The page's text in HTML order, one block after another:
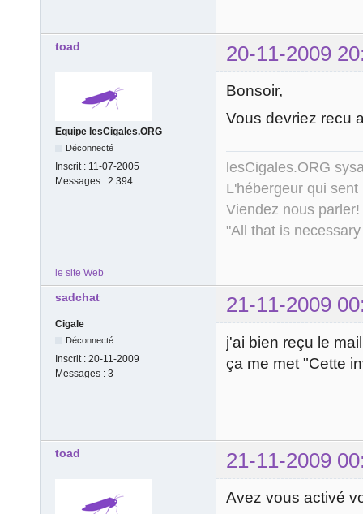
toad 20-11-2009
Equipe lesCigales.ORG
Déconnecté
Inscrit : 11-07-2005
Messages : 2.394
Bonsoir,
Vous devriez recu
lesCigales.ORG
L'hébergeur qui
Viendez nous parler!
"All that is
le site Web
sadchat 21-11-2009
Cigale
Déconnecté
Inscrit : 20-11-2009
Messages : 3
j'ai bien reçu le
ça me met "Cette
toad 21-11-2009
Avez vous activé